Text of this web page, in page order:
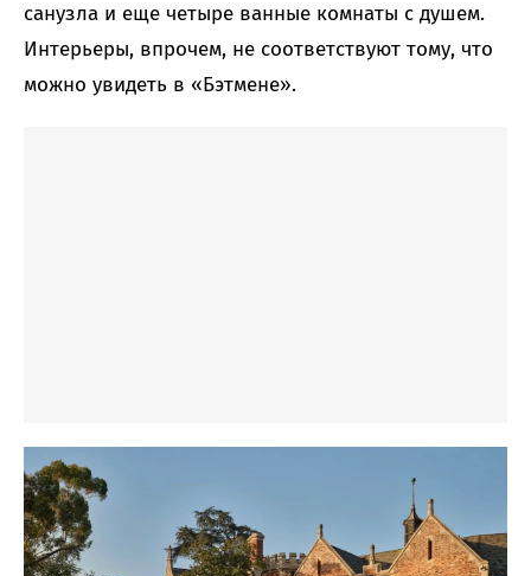
санузла и еще четыре ванные комнаты с душем.
Интерьеры, впрочем, не соответствуют тому, что
можно увидеть в «Бэтмене».